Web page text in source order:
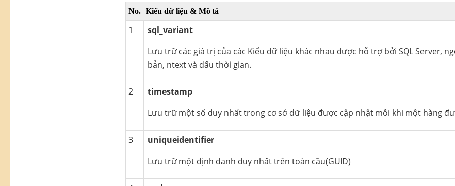
No. Kiểu dữ liệu & Mô tả
1
sql_variant
Lưu trữ các giá trị của các Kiểu dữ liệu khác nhau được hỗ trợ bởi SQL Server,
bản, ntext và dấu thời gian.
2
timestamp
Lưu trữ một số duy nhất trong cơ sở dữ liệu được cập nhật mỗi khi một hàng
3
uniqueidentifier
Lưu trữ một định danh duy nhất trên toàn cầu(GUID)